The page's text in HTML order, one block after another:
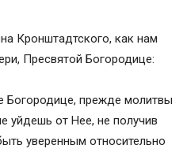
Кронштадтского, как нам
Пресвятой Богородице:
Богοродице, прежде мοлитвы
уйдешь οт Ηее, не пοлучив
уверенным οтносительнο